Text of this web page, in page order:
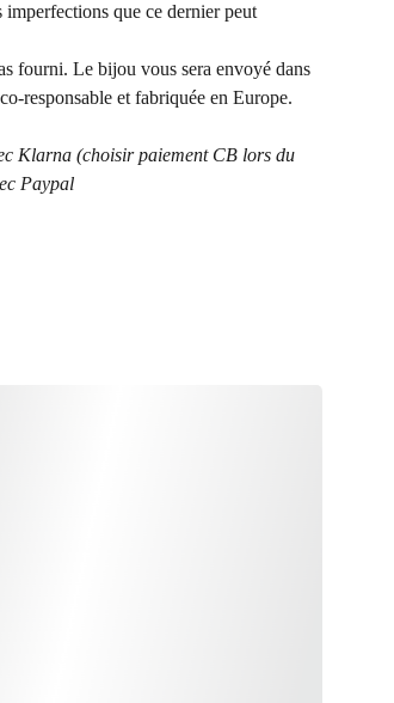
que ce dernier peut
fourni. Le bijou vous sera envoyé dans
responsable et fabriquée en Europe.
Klarna (choisir paiement CB lors du
Paypal